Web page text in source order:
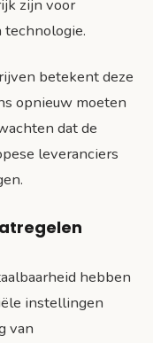
zijn voor
technologie.
betekent deze
opnieuw moeten
dat de
leveranciers
hebben
instellingen
van